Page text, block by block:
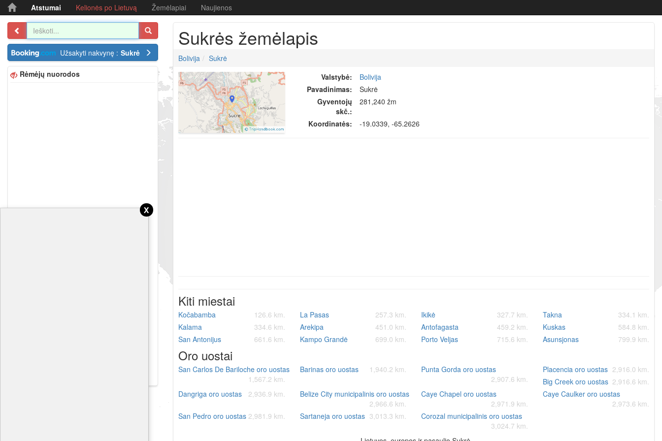
Atstumai Kelionės po Lietuvą Žemėlapiai Naujienos
Užsakyti nakvynę : Sukrė
Rėmėjų nuorodos
Sukrės žemėlapis
Bolivija
Sukrė
Valstybė:
Bolivija
Pavadinimas:
Sukrė
Gyventojų
skč.:
281,240 žm
Koordinatės: -19.0339, -65.2626
Kiti miestai
Kočabamba 126.6 km. La Pasas 257.3 km. Ikikė 327.7 km. Takna
334.1 km.
Kalama
334.6 km. Arekipa 451.0 km. Antofagasta 459.2 km. Kuskas
584.8 km.
San Antonijus
661.6 km. Kampo Grandė 699.0 km. Porto Veljas 715.6 km. Asunsjonas 799.9 km.
Oro uostai
San Carlos De Bariloche oro uostas
1,567.2 km.
Barinas oro uostas 1,940.2 km.
Punta Gorda oro uostas
2,907.6 km.
Placencia oro uostas 2,916.0 km.
Big Creek oro uostas 2,916.6 km.
Dangriga oro uostas
2,936.9 km.
Belize City municipalinis oro uostas
2,966.6 km.
Caye Chapel oro uostas
2,971.9 km.
Caye Caulker oro uostas
2,973.6 km.
San Pedro oro uostas 2,981.9 km. Sartaneja oro uostas 3,013.3 km.
Corozal municipalinis oro uostas
3,024.7 km.
x